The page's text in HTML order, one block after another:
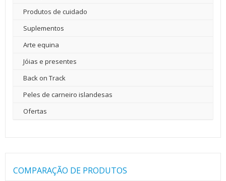
Produtos de cuidado
Suplementos
Arte equina
Jóias e presentes
Back on Track
Peles de carneiro islandesas
Ofertas
COMPARAÇÃO DE PRODUTOS